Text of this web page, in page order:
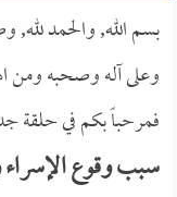
بسم الله, والحمد
وعلى آله وصحبه ومن
فمرحباً بكم في حلقة
سبب وقوع الإسراء